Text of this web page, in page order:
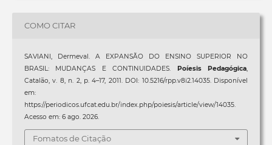
COMO CITAR
SAVIANI, Dermeval. A EXPANSÃO DO ENSINO SUPERIOR NO
BRASIL: MUDANÇAS E CONTINUIDADES. Poíesis Pedagógica,
Catalão, v. 8, n. 2, p. 4–17, 2011. DOI: 10.5216/rpp.v8i2.14035. Disponível
em:
https://periodicos.ufcat.edu.br/index.php/poiesis/article/view/14035.
Acesso em: 6 ago. 2026.
Fomatos de Citação